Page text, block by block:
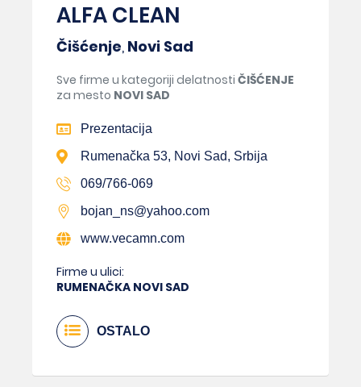
ALFA CLEAN
Čišćenje, Novi Sad
Sve firme u kategoriji delatnosti ČIŠĆENJE
za mesto NOVI SAD
Prezentacija
Rumenačka 53, Novi Sad, Srbija
069/766-069
bojan_ns@yahoo.com
www.vecamn.com
Firme u ulici:
RUMENAČKA NOVI SAD
OSTALO